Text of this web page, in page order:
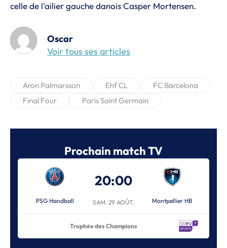
celle de l'ailier gauche danois Casper Mortensen.
Oscar
Voir tous ses articles
Aron Palmarsson Ehf CL
FC Barcelona
Final Four
Paris Saint Germain
Prochain match TV
PSG Handball
20:00
SAM. 29 AOÛT. Montpellier HB
Trophée des Champions